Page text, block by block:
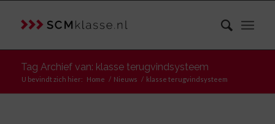
Tag Archief van: klasse terugvindsysteem
U bevindt zich hier: Home / Nieuws / klasse terugvindsysteem